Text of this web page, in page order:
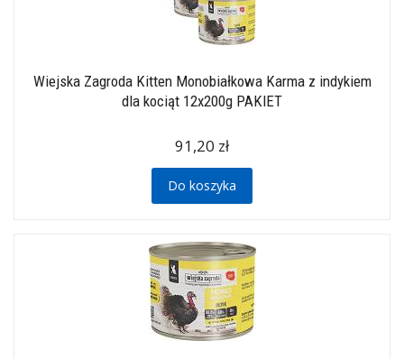
Wiejska Zagroda Kitten Monobiałkowa Karma z indykiem
dla kociąt 12x200g PAKIET
91,20 zł
Do koszyka